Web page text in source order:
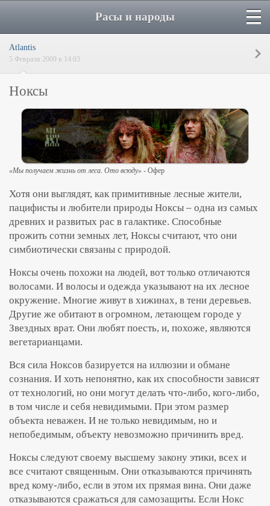
Расы и народы
Atlantis
5 Февраля 2009 в 14:03
Ноксы
«Мы получаем жизнь от леса. Ото всюду» - Офер
Хотя они выглядят, как примитивные лесные жители,
пацифисты и любители природы Ноксы – одна из самых
древних и развитых рас в галактике. Способные
прожить сотни земных лет, Ноксы считают, что они
симбиотически связаны с природой.
Ноксы очень похожи на людей, вот только отличаются
волосами. И волосы и одежда указывают на их лесное
окружение. Многие живут в хижинах, в тени деревьев.
Другие же обитают в огромном, летающем городе у
Звездных врат. Они любят поесть, и, похоже, являются
вегетарианцами.
Вся сила Ноксов базируется на иллюзии и обмане
сознания. И хоть непонятно, как их способности зависят
от технологий, но они могут делать что-либо, кого-либо,
в том числе и себя невидимыми. При этом размер
объекта неважен. И не только невидимым, но и
непобедимым, объекту невозможно причинить вред.
Ноксы следуют своему высшему закону этики, всех и
все считают священным. Они отказываются причинять
вред кому-либо, если в этом их прямая вина. Они даже
отказываются сражаться для самозащиты. Если Нокс